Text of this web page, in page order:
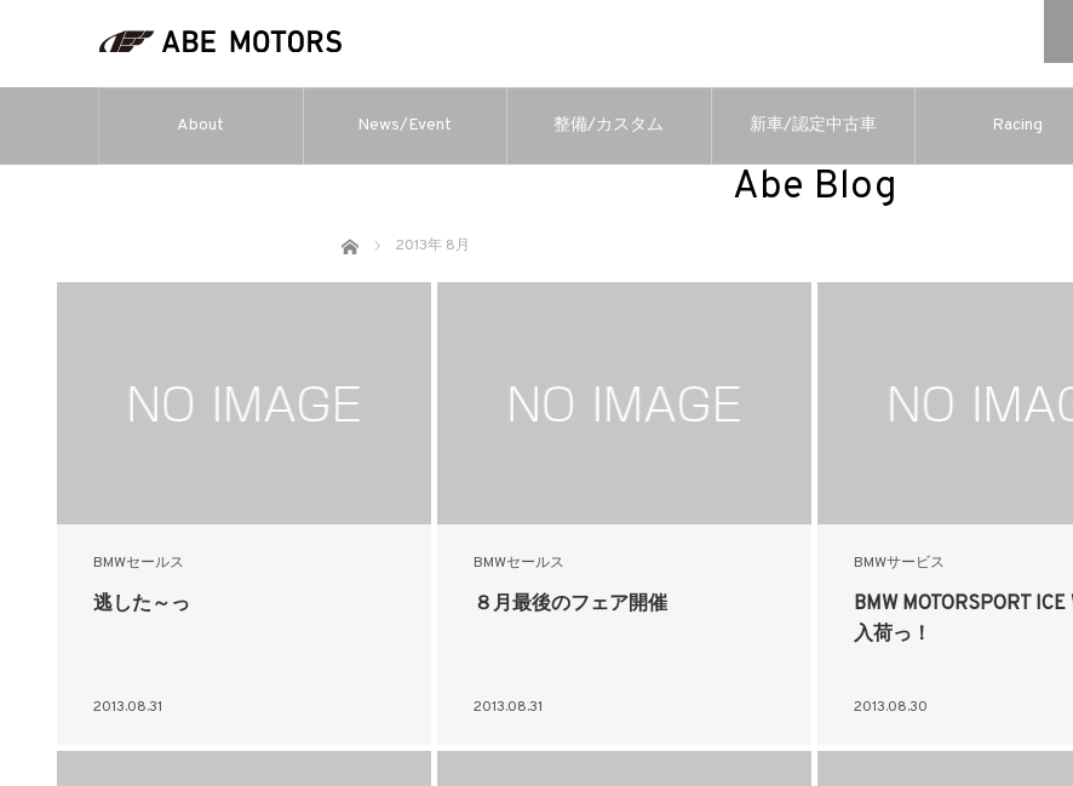
About News/Event 整備/カスタム 新車/認定中古車 Racing
Abe Blog
ホーム 2013年 8月
BMWセールス
逃した～っ
2013.08.31
BMWセールス
８月最後のフェア開催
2013.08.31
BMWサービス
BMW MOTORSPORT ICE
入荷っ！
2013.08.30